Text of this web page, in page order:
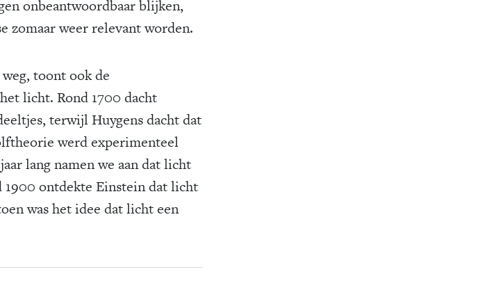
onbeantwoordbaar blijken,
zomaar weer relevant worden.
toont ook de
licht. Rond 1700 dacht
terwijl Huygens dacht dat
werd experimenteel
lang namen we aan dat licht
ontdekte Einstein dat licht
was het idee dat licht een